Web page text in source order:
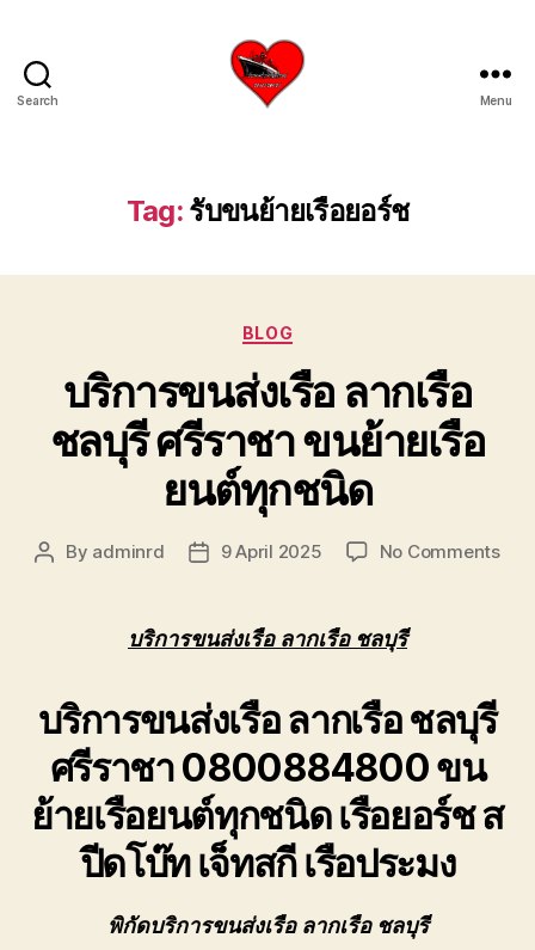
Search
ย้าย
เรือ
เครน
เรือ
จาก
น้ำ
ทะเล
โทร
0818900005
บริษัท
ของ
ขน
โดยตรง
เพื่อ
ตอบ
โจทย์
ความ
สะดวก
ปลอดภัย
และ
ได้
Menu
Tag: รับขนย้ายเรือยอร์ช
Categories
BLOG
บริการขนส่งเรือ ลากเรือ
ชลบุรี ศรีราชา ขนย้ายเรือ
ยนต์ทุกชนิด
Post
By adminrd
Post9 April 2025 No Commentson
ชลบุ
เรือ
บริการขนส่งเรือ ลากเรือ ชลบุรี
บริการขนส่งเรือ ลากเรือ ชลบุรี
ศรีราชา 0800884800 ขน
ย้ายเรือยนต์ทุกชนิด เรือยอร์ช ส
ปีดโบ๊ท เจ็ทสกี เรือประมง
พิกัดบริการขนส่งเรือ ลากเรือ ชลบุรี